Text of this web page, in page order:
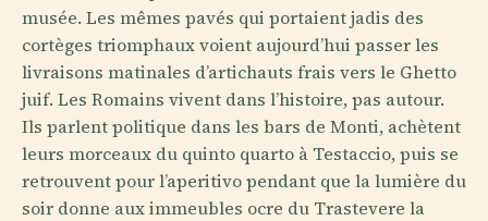
musée. Les mêmes pavés qui portaient jadis des
cortèges triomphaux voient aujourd’hui passer les
livraisons matinales d’artichauts frais vers le Ghetto
juif. Les Romains vivent dans l’histoire, pas autour.
Ils parlent politique dans les bars de Monti, achètent
leurs morceaux du quinto quarto à Testaccio, puis se
retrouvent pour l’aperitivo pendant que la lumière du
soir donne aux immeubles ocre du Trastevere la